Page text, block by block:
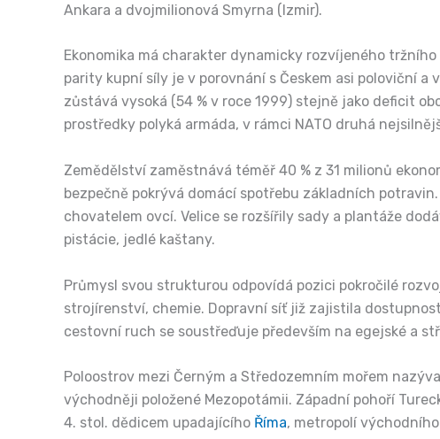
Ankara a dvojmilionová Smyrna (Izmir).
Ekonomika má charakter dynamicky rozvíjeného
parity kupní síly je v porovnání s Českem asi poloviční
zůstává vysoká (54 % v roce 1999) stejně jako deficit
prostředky polyká armáda, v rámci NATO druhá
Zemědělství zaměstnává téměř 40 % z 31 milionů
bezpečně pokrývá domácí spotřebu základních
chovatelem ovcí. Velice se rozšířily sady a plantáže
pistácie, jedlé kaštany.
Průmysl svou strukturou odpovídá pozici pokročilé
strojírenství, chemie. Dopravní síť již zajistila
cestovní ruch se soustřeďuje především na egejské a
Poloostrov mezi Černým a Středozemním mořem
východněji položené Mezopotámii. Západní pohoří
4. stol. dědicem upadajícího Říma, metropolí